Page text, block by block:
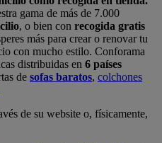
gama de más de 7.000
, o bien con recogida gratis
más para crear o renovar tu
con mucho estilo. Conforama
distribuidas en 6 países
de sofas baratos, colchones
de su website o, físicamente,